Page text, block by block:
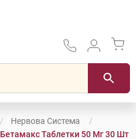
Нервова Система
Бетамакс Таблетки 50 Мг 30 Шт